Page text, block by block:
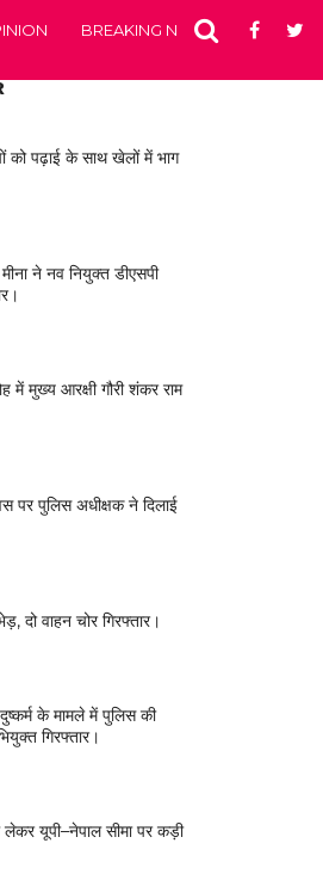
BREAKING NEWS
को पढ़ाई के साथ खेलों में भाग
ने नव नियुक्त डीएसपी
में मुख्य आरक्षी गौरी शंकर राम
पर पुलिस अधीक्षक ने दिलाई
दो वाहन चोर गिरफ्तार।
के मामले में पुलिस की
गिरफ्तार।
लेकर यूपी–नेपाल सीमा पर कड़ी